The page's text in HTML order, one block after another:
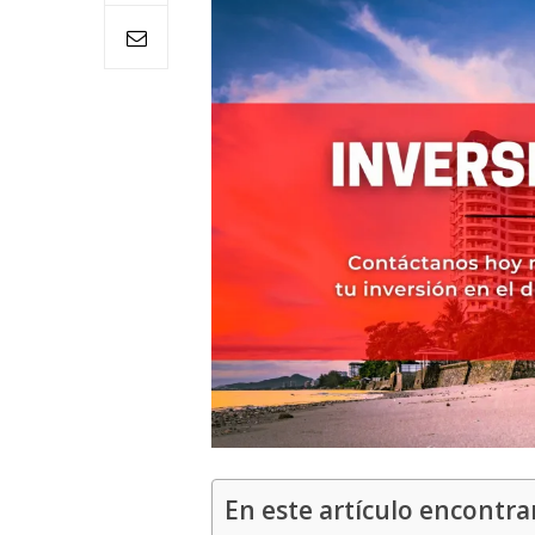
En este artículo